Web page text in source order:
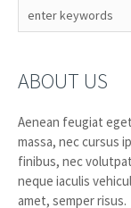
ABOUT US
Aenean feugiat
massa, nec cursus
finibus, nec
neque iaculis
amet, semper risus.